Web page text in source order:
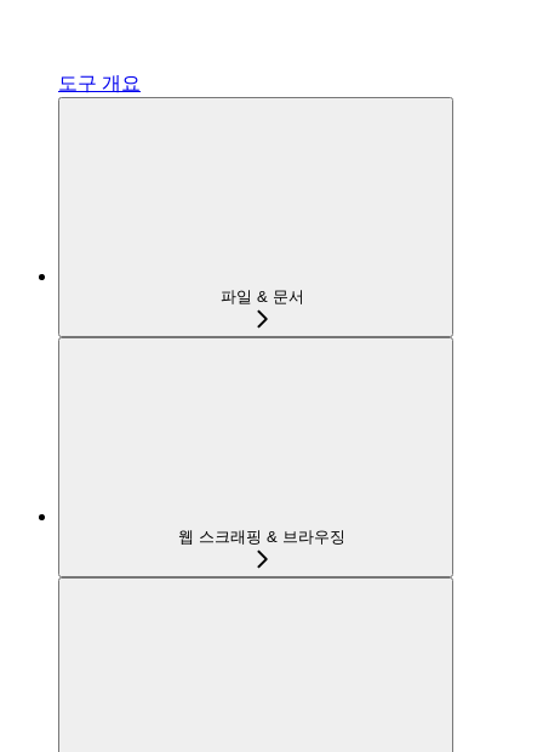
도구 개요
파일 & 문서
웹 스크래핑 & 브라우징